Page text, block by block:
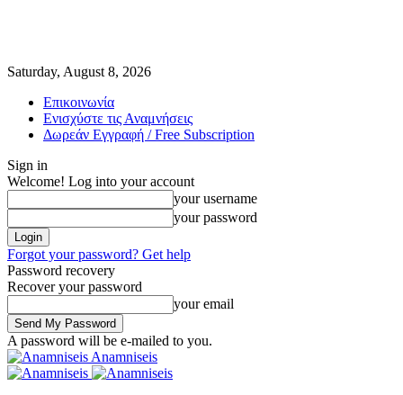
Saturday, August 8, 2026
Επικοινωνία
Ενισχύστε τις Αναμνήσεις
Δωρεάν Εγγραφή / Free Subscription
Sign in
Welcome! Log into your account
your username
your password
Forgot your password? Get help
Password recovery
Recover your password
your email
A password will be e-mailed to you.
Anamniseis